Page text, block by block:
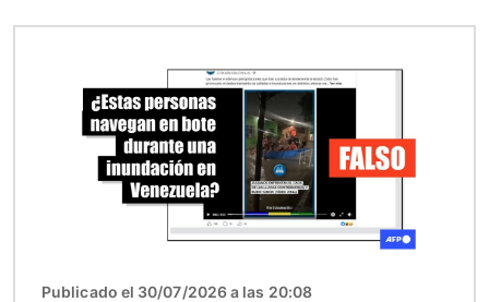
Publicado el 30/07/2026 a las 20:08